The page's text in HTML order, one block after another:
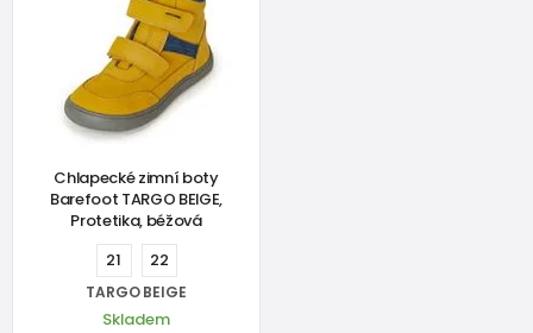
Chlapecké zimní boty
Barefoot TARGO BEIGE,
Protetika, béžová
21
22
TARGO BEIGE
Skladem